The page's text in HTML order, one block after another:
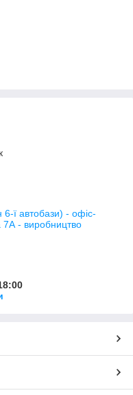
ї автобази) - офіс-
7А - виробництво